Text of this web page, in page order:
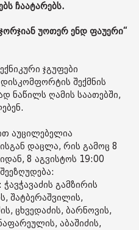
ჩაატარებს.
უოთერ ენდ ფაუერი“
ჯგუფები
შექმნის
ნაწილს ღამის საათებში,
აუცილებელია
დაცლა, რის გამოც 8
8 აგვისტოს 19:00
გამზირის
შატბერაშვილის,
ცხვედაძის, ბარნოვის,
აბაშიძის,